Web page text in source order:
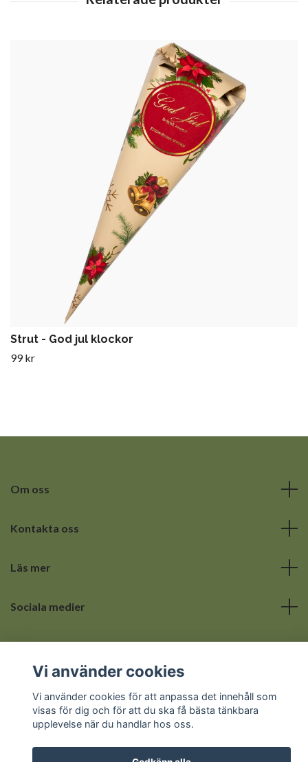
Strut - God jul klockor
99 kr
Om oss
Kontakta oss
Läs mer
Sociala medier
© 2026 Hemmets lilla hörna
Vi använder cookies
Vi använder cookies för att anpassa det innehåll som
visas för dig och för att du ska få bästa tänkbara
upplevelse när du handlar hos oss.